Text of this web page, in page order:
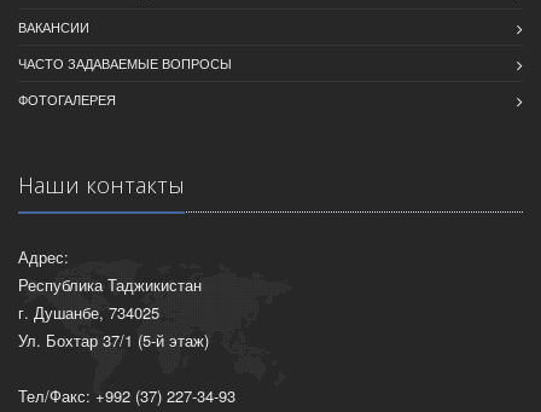
ВАКАНСИИ
ЧАСТО ЗАДАВАЕМЫЕ ВОПРОСЫ
ФОТОГАЛЕРЕЯ
Наши контакты
Адрес:
Республика Таджикистан
г. Душанбе, 734025
Ул. Бохтар 37/1 (5-й этаж)
Тел/Факс: +992 (37) 227-34-93